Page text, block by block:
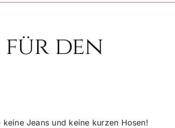
für den
Jeans und keine kurzen Hosen!